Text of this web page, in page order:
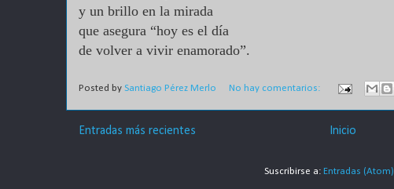
y un brillo en la mirada
que asegura “hoy es el día
de volver a vivir enamorado”.
Posted by Santiago Pérez Merlo No hay comentarios:
Entradas más recientes Inicio
Suscribirse a: Entradas (Atom)